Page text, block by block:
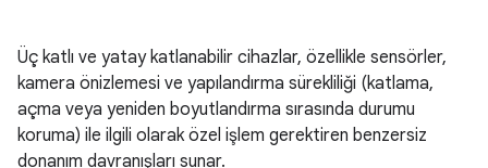
Üç katlı ve yatay katlanabilir cihazlar, özellikle sensörler,
kamera önizlemesi ve yapılandırma sürekliliği (katlama,
açma veya yeniden boyutlandırma sırasında durumu
koruma) ile ilgili olarak özel işlem gerektiren benzersiz
donanım davranışları sunar.